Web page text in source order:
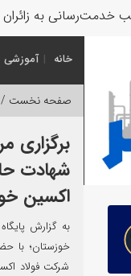
به زائران و
خانه آموزشی
صفحه نخست /
برگزاری
شهادت
اکسین
به گزارش
خوزستان؛ با
شرکت فولاد